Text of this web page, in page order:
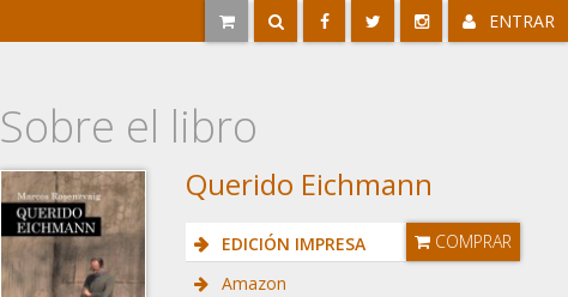
ENTRAR
Sobre el libro
Querido Eichmann
EDICIÓN IMPRESA
COMPRAR
Amazon